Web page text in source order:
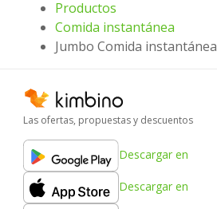
Productos
Comida instantánea
Jumbo Comida instantánea
Las ofertas, propuestas y descuentos
Descargar en
Descargar en